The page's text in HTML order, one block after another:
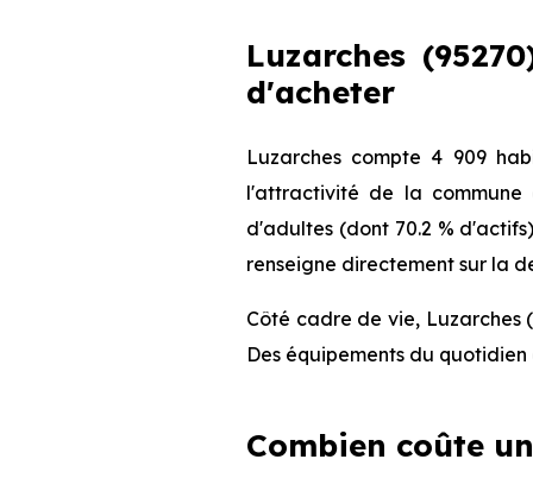
Luzarches
d'acheter
Luzarches compte 4 909
l'attractivité de la commune
d'adultes (dont 70.2 %
renseigne directement sur la
Côté cadre de vie, Luzarches
Des équipements du
Combien coûte